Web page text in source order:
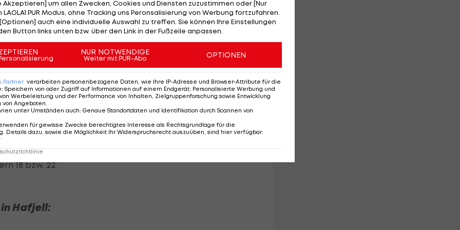
Rennen 85 Punkte Vorsprung auf die Deutsche Emma
Rennen eröffnen. Nach ihr folgen Thea Stjernesund,
geht Julia Scheibins Rennen. Die Steirerin,
mit Nummer fünf.
Paula Moltzan (6) undMikaela Shiffrin (7).
beiden ÖSV-Fahrerinnen Stephanie Brunner
18 bzw. 22.
Hafjell:
Akzeptieren] um allen Zwecken, Cookies und Diensten zuzustimmen oder [Nur
PUR Modus, ohne Tracking uns Peronsalisierung von Werbung fortzufahren.
auch eine individuelle Auswahl zu treffen. Sie können Ihre Einstellungen
Button links unten bzw. über den Link in der Fußzeile anpassen.
NUR NOTWENDIGE
Weiter mit PUR-Abo OPTIONEN
Partner verarbeiten personenbezogene Daten, wie Ihre IP-Adresse und Browser-Attribute für die
: Speichern von oder Zugriff auf Informationen auf einem Endgerät; Personalisierte Werbung und
Werbeleistung und der Performance von Inhalten, Zielgruppenforschung sowie Entwicklung
von Angeboten.
unter Umständen auch: Genaue Standortdaten und Identifikation durch Scannen von
für gewisse Zwecke berechtigtes Interesse als Rechtsgrundlage für die
Details dazu, sowie die Möglichkeit Ihr Widerspruchsrecht auszuüben, sind hier verfügbar: